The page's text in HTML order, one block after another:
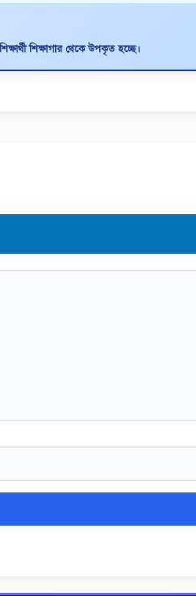
শিক্ষাগার থেকে উপকৃত হচ্ছে।